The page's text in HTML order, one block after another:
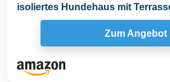
isoliertes Hundehaus mit
Zum Angebot